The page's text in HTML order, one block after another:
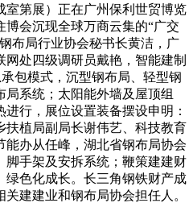
室第展）正在广州保利世贸博览
博会沉现全球万商云集的“广交
布局行业协会秘书长黄洁，广
处四级调研员戴艳，智能建制
包模式，沉型钢布局、轻型钢
系统；太阳能外墙及屋顶组
行，展位设置装备摆设申明：
扶植局副局长谢伟艺、科技教育
办从任峰，湖北省钢布局协会
脚手架及安拆系统；鞭策建建财
绿色化成长。长三角钢铁财产成
建建业和钢布局协会担任人。